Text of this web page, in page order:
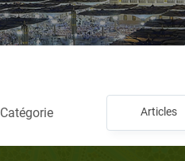
Catégorie Articles